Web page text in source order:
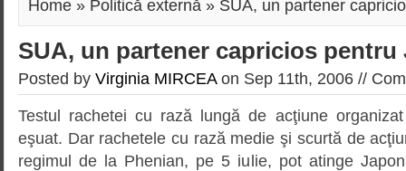
Home » Politică externă » SUA, un partener
SUA, un partener capricios pentru
Posted by Virginia MIRCEAon Sep 11th, 2006 //
Testul rachetei cu rază lungă de acţiune
eşuat. Dar rachetele cu rază medie şi scurtă de
regimul de la Phenian, pe 5 iulie, pot atinge